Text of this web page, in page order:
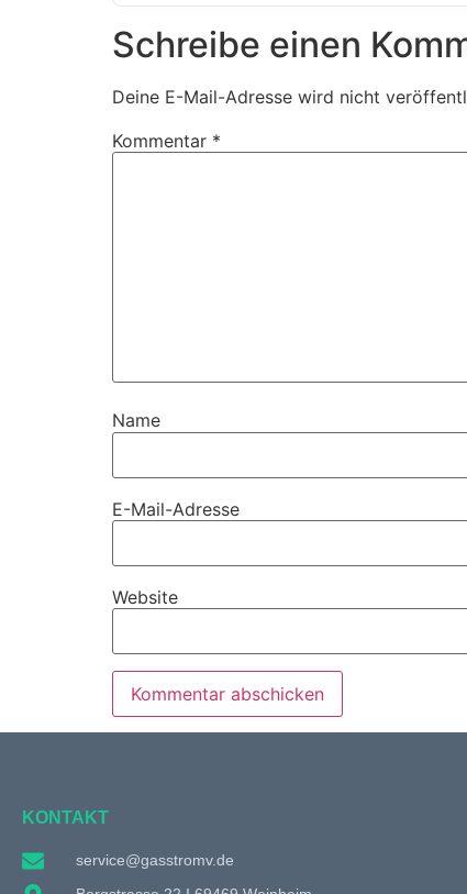
Schreibe einen
Deine E-Mail-Adresse wird nicht
Kommentar *
Name
E-Mail-Adresse
Website
KONTAKT
service@gasstromv.de